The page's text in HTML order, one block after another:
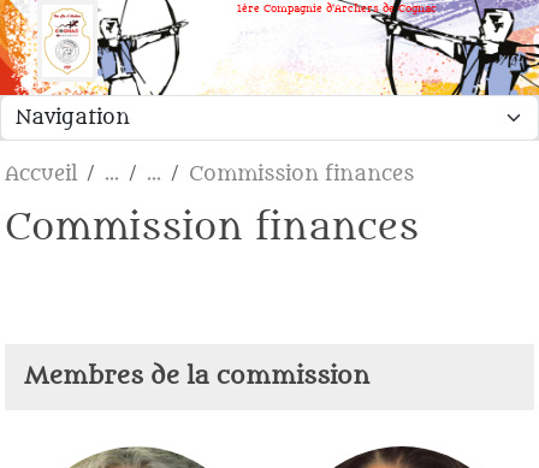
1ère Compagnie d'Archers de Cognac
Accueil Commission finances
Commission finances
Membres de la commission
Panneau de gestion des cookies